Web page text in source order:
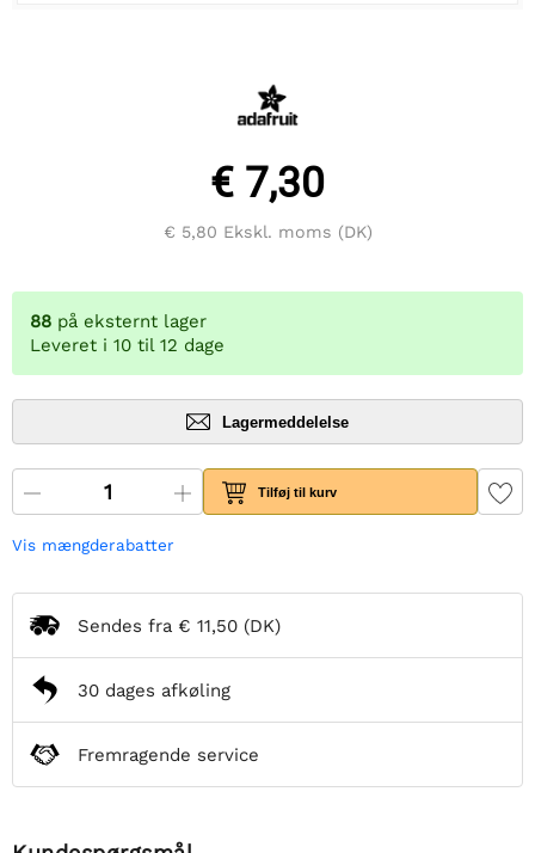
€ 7,30
€ 5,80 Ekskl. moms (DK)
88 på eksternt lager
Leveret i 10 til 12 dage
Lagermeddelelse
Tilføj til kurv
Vis mængderabatter
Sendes fra € 11,50 (DK)
30 dages afkøling
Fremragende service